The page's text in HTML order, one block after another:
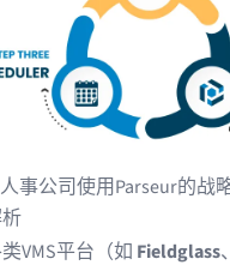
人事公司使用Parseur的战
VMS平台（如 Fieldglass、